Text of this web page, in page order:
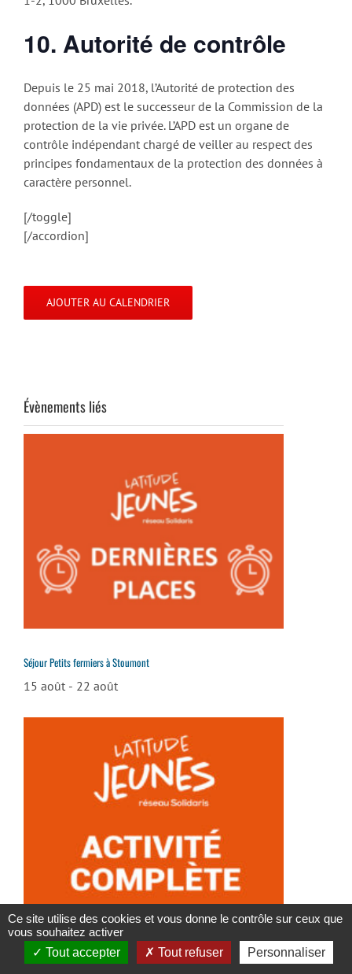
10. Autorité de contrôle
Depuis le 25 mai 2018, l’Autorité de protection des
données (APD) est le successeur de la Commission de la
protection de la vie privée. L’APD est un organe de
contrôle indépendant chargé de veiller au respect des
principes fondamentaux de la protection des données à
caractère personnel.
[/toggle]
[/accordion]
AJOUTER AU CALENDRIER
Évènements liés
Séjour Petits fermiers à Stoumont
15 août - 22 août
Séjour Les sunlights du Lys Rouge ! à Coxyde
15 août - 22 août
Ce site utilise des cookies et vous donne le contrôle sur ceux que
vous souhaitez activer
Tout accepter
Tout refuser Personnaliser